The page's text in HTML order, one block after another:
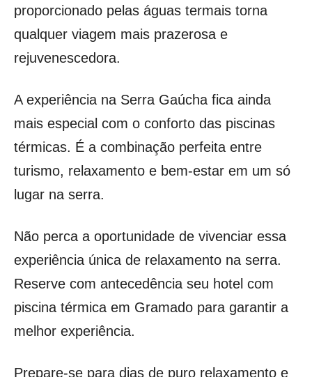
proporcionado pelas águas termais torna
qualquer viagem mais prazerosa e
rejuvenescedora.
A experiência na Serra Gaúcha fica ainda
mais especial com o conforto das piscinas
térmicas. É a combinação perfeita entre
turismo, relaxamento e bem-estar em um só
lugar na serra.
Não perca a oportunidade de vivenciar essa
experiência única de relaxamento na serra.
Reserve com antecedência seu hotel com
piscina térmica em Gramado para garantir a
melhor experiência.
Prepare-se para dias de puro relaxamento e